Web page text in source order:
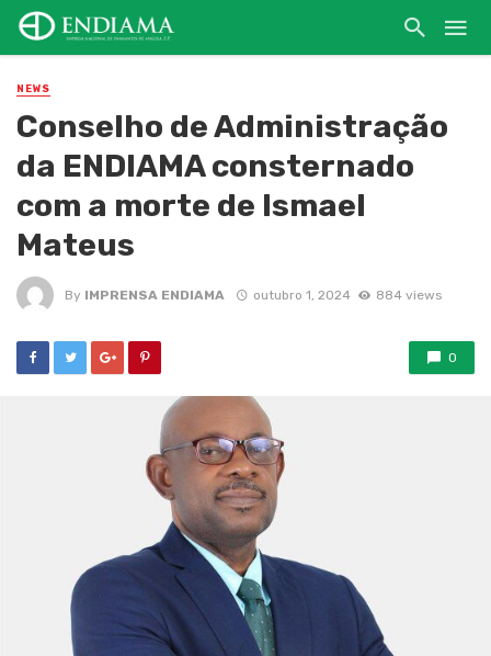
NEWS
Conselho de Administração
da ENDIAMA consternado
com a morte de Ismael
Mateus
By IMPRENSA ENDIAMA outubro 1, 2024 884 views
0